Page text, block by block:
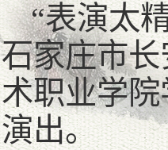
“表演太
石家庄市
术职业学
演出。